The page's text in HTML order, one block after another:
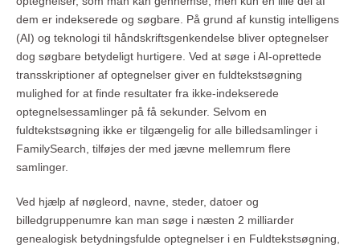
dem er indekserede og søgbare. På grund af kunstig intelligens
(AI) og teknologi til håndskriftsgenkendelse bliver optegnelser
dog søgbare betydeligt hurtigere. Ved at søge i AI-oprettede
transskriptioner af optegnelser giver en fuldtekstsøgning
mulighed for at finde resultater fra ikke-indekserede
optegnelsessamlinger på få sekunder. Selvom en
fuldtekstsøgning ikke er tilgængelig for alle billedsamlinger i
FamilySearch, tilføjes der med jævne mellemrum flere
samlinger.
Ved hjælp af nøgleord, navne, steder, datoer og
billedgruppenumre kan man søge i næsten 2 milliarder
genealogisk betydningsfulde optegnelser i en Fuldtekstsøgning,